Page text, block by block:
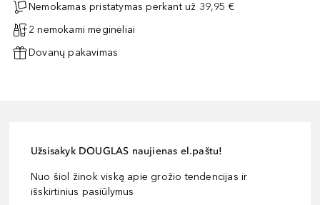
Nemokamas pristatymas perkant už 39,95 €
2 nemokami mėginėliai
Dovanų pakavimas
Užsisakyk DOUGLAS naujienas el.paštu!
Nuo šiol žinok viską apie grožio tendencijas ir
išskirtinius pasiūlymus